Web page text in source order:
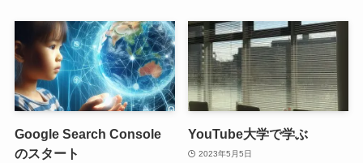
Google Search Console
のスタート
YouTube大学で学ぶ
2023年5月5日